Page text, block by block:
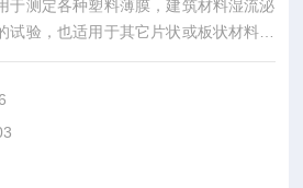
于测定各种塑料薄膜，建筑材料湿流泌
试验，也适用于其它片状或板状材料和
的测定。符合GBT17146《建筑材料水
标准要求。